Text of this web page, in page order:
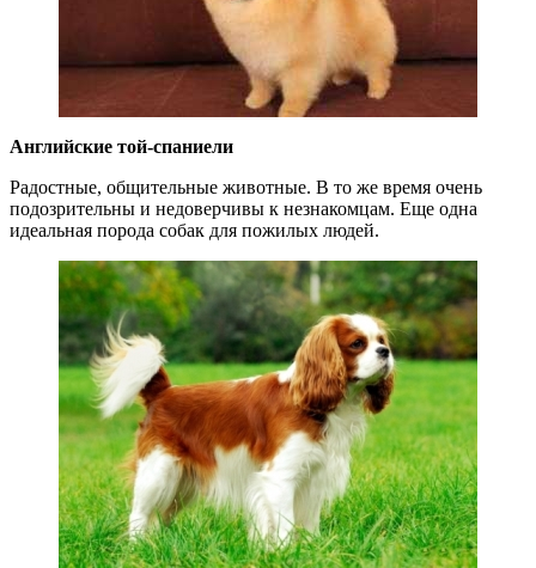
Английские той-спаниели
Радостные, общительные животные. В то же время очень
подозрительны и недоверчивы к незнакомцам. Еще одна
идеальная порода собак для пожилых людей.